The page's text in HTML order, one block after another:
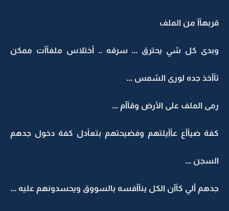
قربهآآ من الملف
وبدى كل شي يحترق ... سرقه .. أختلاس ملفآآت ممكن
تآآخذ جده لورى الشمس ...
رمى الملف على الأرض وقآآم ...
كفة ضيآآع عآآيلتهم وفضيحتهم بتعآدل كفة دخول جدهم
السجن ...
جدهم ألي كآآن الكل ينآآفسه بالسووق ويحسدونهم عليه ...